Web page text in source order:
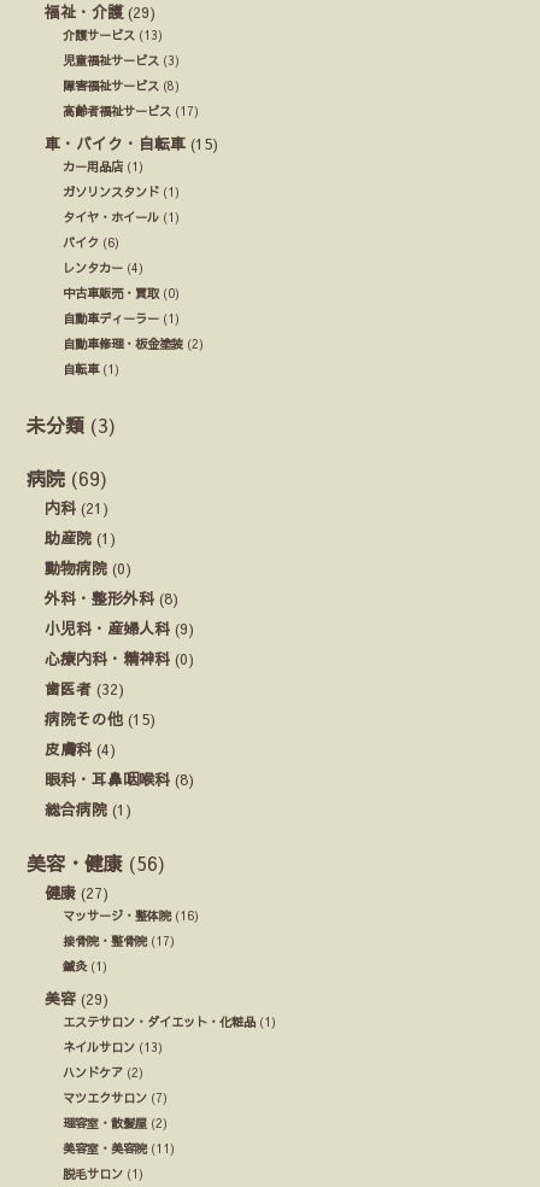
福祉・介護(29)
介護サービス (13)
児童福祉サービス (3)
障害福祉サービス (8)
高齢者福祉サービス (17)
車・バイク・自転車 (15)
カー用品店 (1)
ガソリンスタンド (1)
タイヤ・ホイール (1)
バイク (6)
レンタカー (4)
中古車販売・買取 (0)
自動車ディーラー (1)
自動車修理・板金塗装 (2)
自転車(1)
未分類 (3)
病院 (69)
内科 (21)
助産院 (1)
動物病院 (0)
外科・整形外科 (8)
小児科・産婦人科 (9)
心療内科・精神科 (0)
歯医者 (32)
病院その他 (15)
皮膚科 (4)
眼科・耳鼻咽喉科 (8)
総合病院 (1)
美容・健康 (56)
健康 (27)
マッサージ・整体院(16)
接骨院・整骨院(17)
鍼灸(1)
美容 (29)
エステサロン・ダイエット・化粧品 (1)
ネイルサロン (13)
ハンドケア (2)
マツエクサロン (7)
理容室・散髪屋 (2)
美容室・美容院(11)
脱毛サロン (1)